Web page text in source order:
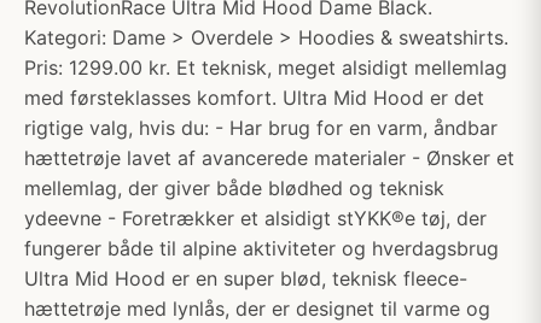
RevolutionRace Ultra Mid Hood Dame Black.
Kategori: Dame > Overdele > Hoodies & sweatshirts.
Pris: 1299.00 kr. Et teknisk, meget alsidigt mellemlag
med førsteklasses komfort. Ultra Mid Hood er det
rigtige valg, hvis du: - Har brug for en varm, åndbar
hættetrøje lavet af avancerede materialer - Ønsker et
mellemlag, der giver både blødhed og teknisk
ydeevne - Foretrækker et alsidigt stYKK®e tøj, der
fungerer både til alpine aktiviteter og hverdagsbrug
Ultra Mid Hood er en super blød, teknisk fleece-
hættetrøje med lynlås, der er designet til varme og